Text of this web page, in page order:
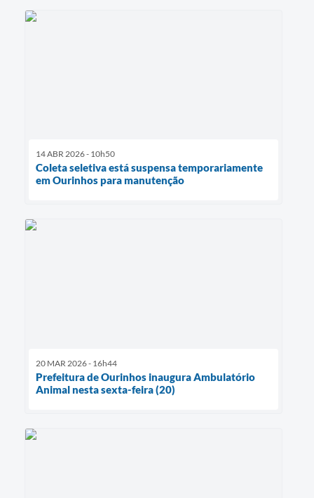
14 ABR 2026 - 10h50
Coleta seletiva está suspensa temporariamente
em Ourinhos para manutenção
20 MAR 2026 - 16h44
Prefeitura de Ourinhos inaugura Ambulatório
Animal nesta sexta-feira (20)